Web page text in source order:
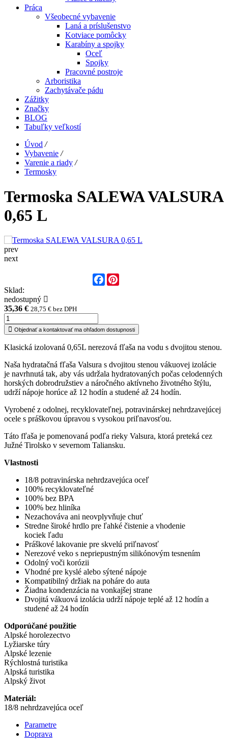
Práca
Všeobecné vybavenie
Laná a príslušenstvo
Kotviace pomôcky
Karabíny a spojky
Oceľ
Spojky
Pracovné postroje
Arboristika
Zachytávače pádu
Zážitky
Značky
BLOG
Tabuľky veľkostí
Úvod /
Vybavenie /
Varenie a riady /
Termosky
Termoska SALEWA VALSURA
0,65 L
prev
next
Facebook
Sklad:
nedostupný
35,36 € 28,75 € bez DPH
Objednať a kontaktovať ma ohľadom dostupnosti
Klasická izolovaná 0,65L nerezová fľaša na vodu s dvojitou stenou.
Naša hydratačná fľaša Valsura s dvojitou stenou vákuovej izolácie
je navrhnutá tak, aby vás udržala hydratovaných počas celodenných
horských dobrodružstiev a náročného aktívneho životného štýlu,
udrží nápoje horúce až 12 hodín a studené až 24 hodín.
Vyrobené z odolnej, recyklovateľnej, potravinárskej nehrdzavejúcej
ocele s práškovou úpravou s vysokou priľnavosťou.
Táto fľaša je pomenovaná podľa rieky Valsura, ktorá preteká cez
Južné Tirolsko v severnom Taliansku.
Vlastnosti
18/8 potravinárska nehrdzavejúca oceľ
100% recyklovateľné
100% bez BPA
100% bez hliníka
Nezachováva ani neovplyvňuje chuť
Stredne široké hrdlo pre ľahké čistenie a vhodenie
kociek ľadu
Práškové lakovanie pre skvelú priľnavosť
Nerezové veko s nepriepustným silikónovým tesnením
Odolný voči korózii
Vhodné pre kyslé alebo sýtené nápoje
Kompatibilný držiak na poháre do auta
Žiadna kondenzácia na vonkajšej strane
Dvojitá vákuová izolácia udrží nápoje teplé až 12 hodín a
studené až 24 hodín
Odporúčané použitie
Alpské horolezectvo
Lyžiarske túry
Alpské lezenie
Rýchlostná turistika
Alpská turistika
Alpský život
Materiál:
18/8 nehrdzavejúca oceľ
Parametre
Doprava